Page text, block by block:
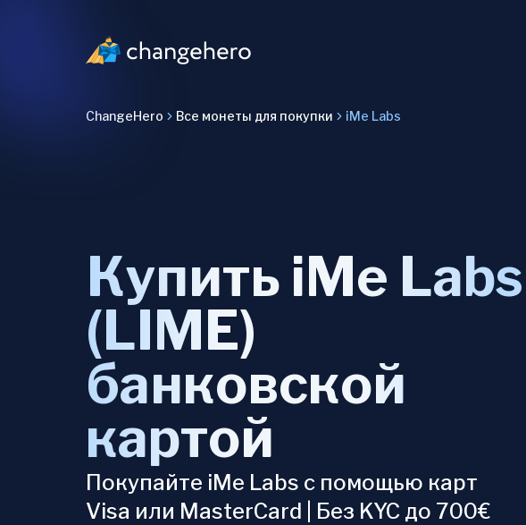
ChangeHero Все монеты для покупки iMe Labs
Купить iMe Labs
(LIME)
банковской
картой
Покупайте iMe Labs с помощью карт
Visa или MasterCard | Без KYC до 700€